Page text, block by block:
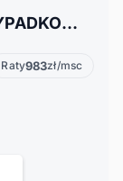
Volkswagen Tiguan II 1.4 BEZWYPADKOWY | GWARANCJA | LED | ACC | CarPlay | Android Auto | Hak
Raty983zł/msc